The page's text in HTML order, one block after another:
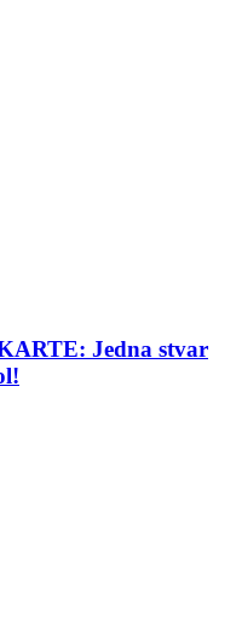
Jedna stvar